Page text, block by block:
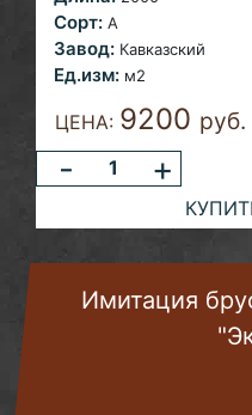
Сорт: A
Завод: Кавказский
Ед.изм: м2
ЦЕНА: 9200 руб.
- +
Имитация